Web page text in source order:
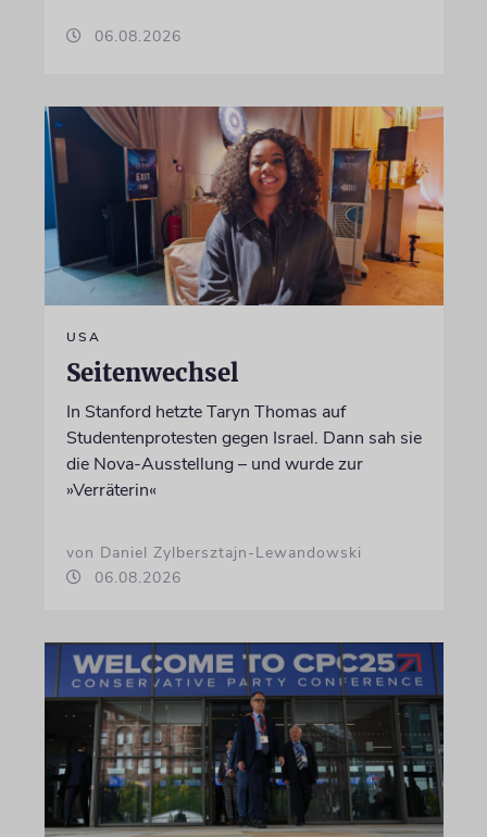
06.08.2026
USA
Seitenwechsel
In Stanford hetzte Taryn Thomas auf
Studentenprotesten gegen Israel. Dann sah sie
die Nova-Ausstellung – und wurde zur
»Verräterin«
von Daniel Zylbersztajn-Lewandowski
06.08.2026